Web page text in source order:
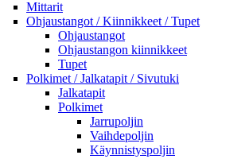
Mittarit
Ohjaustangot / Kiinnikkeet / Tupet
Ohjaustangot
Ohjaustangon kiinnikkeet
Tupet
Polkimet / Jalkatapit / Sivutuki
Jalkatapit
Polkimet
Jarrupoljin
Vaihdepoljin
Käynnistyspoljin